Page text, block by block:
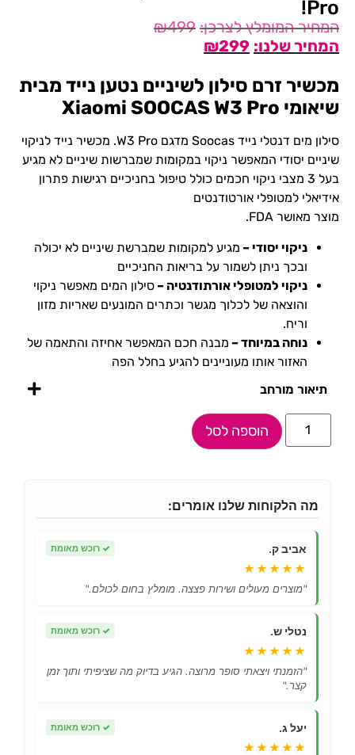
Pro!
₪499
₪299
מכשיר זרם סילון לשיניים נטען נייד מבית
שיאומי Xiaomi SOOCAS W3 Pro
סילון מים דנטלי נייד Soocas מדגם W3 Pro. מכשיר נייד לניקוי
שיניים יסודי המאפשר ניקוי במקומות שמברשות שיניים לא מגיע
בעל 3 מצבי ניקוי חכמים כולל טיפול בחניכיים רגישות פתרון
אידיאלי למטופלי אורטודנטים
מוצר מאושר FDA.
ניקוי יסודי – מגיע למקומות שמברשת שיניים לא יכולה
ובכך ניתן לשמור על בריאות החניכיים
ניקוי למטופלי אורתודנטיה – סילון המים מאפשר ניקוי
והוצאה של לכלוך מגשר וכתרים המונעים שאריות מזון
וריח.
נוחה במיוחד – מבנה חכם המאפשר אחיזה והתאמה של
האזור אותו מעוניינים להגיע בחלל הפה
תיאור מורחב
הוספה לסל
מה הלקוחות שלנו אומרים:
אביב ק. ✓ רוכש מאומת
★★★★★
"מוצרים מעולים ושירות פצצה. מומלץ בחום לכולם."
נטלי ש. ✓ רוכש מאומת
★★★★★
"הזמנתי ויצאתי סופר מרוצה. הגיע בדיוק מה שציפיתי ותוך זמן
קצר."
יעל ג. ✓ רוכש מאומת
★★★★★